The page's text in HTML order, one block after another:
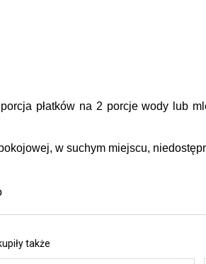
płatków na 2 porcje wody lub
w suchym miejscu,
także